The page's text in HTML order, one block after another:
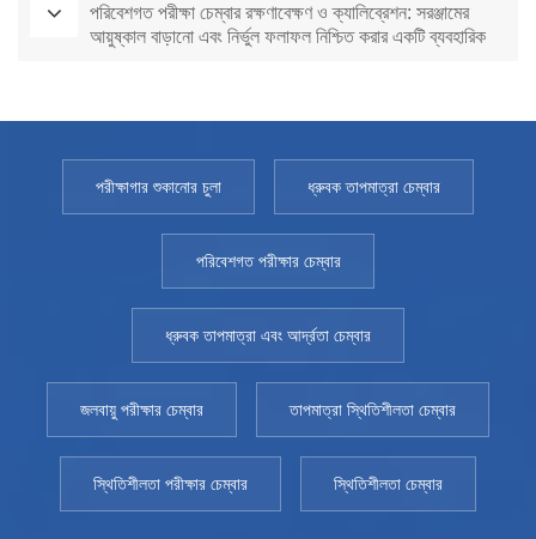
পরিবেশগত পরীক্ষা চেম্বার রক্ষণাবেক্ষণ ও ক্যালিব্রেশন: সরঞ্জামের
আয়ুষ্কাল বাড়ানো এবং নির্ভুল ফলাফল নিশ্চিত করার একটি ব্যবহারিক
পরীক্ষাগার শুকানোর চুলা ধ্রুবক তাপমাত্রা চেম্বার
পরিবেশগত পরীক্ষার চেম্বার
ধ্রুবক তাপমাত্রা এবং আর্দ্রতা চেম্বার
জলবায়ু পরীক্ষার চেম্বার তাপমাত্রা স্থিতিশীলতা চেম্বার
স্থিতিশীলতা পরীক্ষার চেম্বার স্থিতিশীলতা চেম্বার